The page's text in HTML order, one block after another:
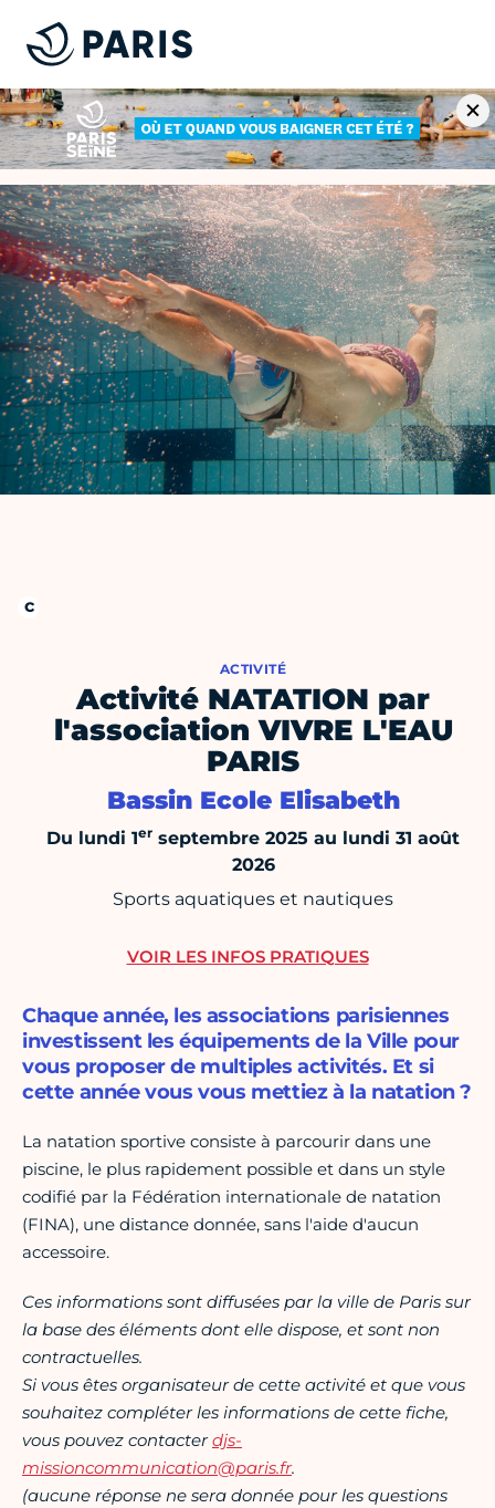
ACTIVITÉ
Activité NATATION par
l'association VIVRE L'EAU
PARIS
Bassin Ecole Elisabeth
Du lundi 1er septembre 2025 au lundi 31 août
2026
Sports aquatiques et nautiques
Chaque année, les associations parisiennes
investissent les équipements de la Ville pour
vous proposer de multiples activités. Et si
cette année vous vous mettiez à la natation ?
La natation sportive consiste à parcourir dans une
piscine, le plus rapidement possible et dans un style
codifié par la Fédération internationale de natation
(FINA), une distance donnée, sans l'aide d'aucun
accessoire.
Ces informations sont diffusées par la ville de Paris sur
la base des éléments dont elle dispose, et sont non
contractuelles.
Si vous êtes organisateur de cette activité et que vous
souhaitez compléter les informations de cette fiche,
vous pouvez contacterdjs-
missioncommunication@paris.fr.
(aucune réponse ne sera donnée pour les questions
VOIR LES INFOS PRATIQUES